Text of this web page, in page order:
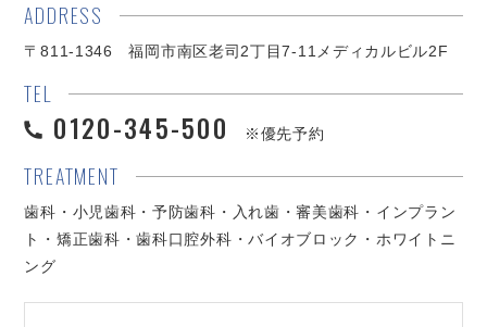
ADDRESS
〒811-1346 福岡市南区老司2丁目7-11メディカルビル2F
TEL
0120-345-500 ※優先予約
TREATMENT
歯科・小児歯科・予防歯科・入れ歯・審美歯科・インプラン
ト・矯正歯科・歯科口腔外科・バイオブロック・ホワイトニ
ング